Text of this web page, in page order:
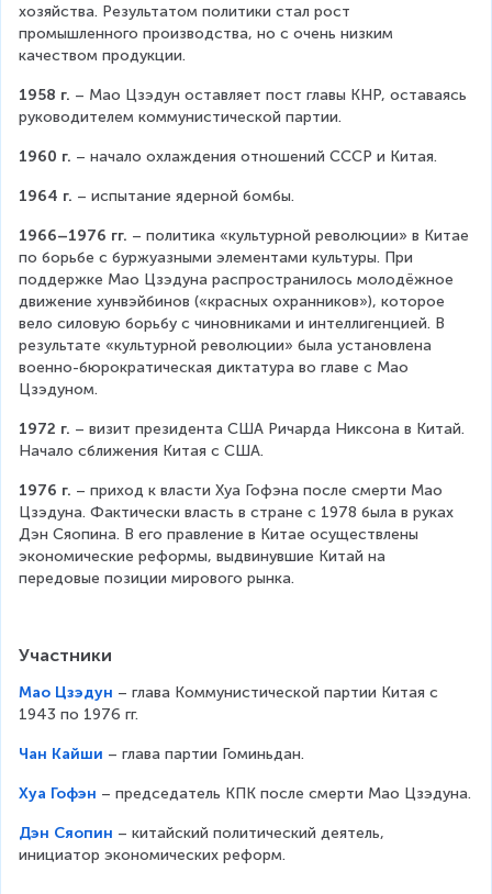
хозяйства. Результатом политики стал рост
промышленного производства, но с очень низким
качеством продукции.
1958 г. – Мао Цзэдун оставляет пост главы КНР, оставаясь
руководителем коммунистической партии.
1960 г. – начало охлаждения отношений СССР и Китая.
1964 г. – испытание ядерной бомбы.
1966–1976 гг. – политика «культурной революции» в Китае
по борьбе с буржуазными элементами культуры. При
поддержке Мао Цзэдуна распространилось молодёжное
движение хунвэйбинов («красных охранников»), которое
вело силовую борьбу с чиновниками и интеллигенцией. В
результате «культурной революции» была установлена
военно-бюрократическая диктатура во главе с Мао
Цзэдуном.
1972 г. – визит президента США Ричарда Никсона в Китай.
Начало сближения Китая с США.
1976 г. – приход к власти Хуа Гофэна после смерти Мао
Цзэдуна. Фактически власть в стране с 1978 была в руках
Дэн Сяопина. В его правление в Китае осуществлены
экономические реформы, выдвинувшие Китай на
передовые позиции мирового рынка.
Участники
Мао Цзэдун
943 по 1976 гг.
Чан Кайши – глава партии Гоминьдан.
Хуа Гофэн – председатель КПК после смерти Мао Цзэдуна.
Дэн Сяопин
нициатор экономических реформ.